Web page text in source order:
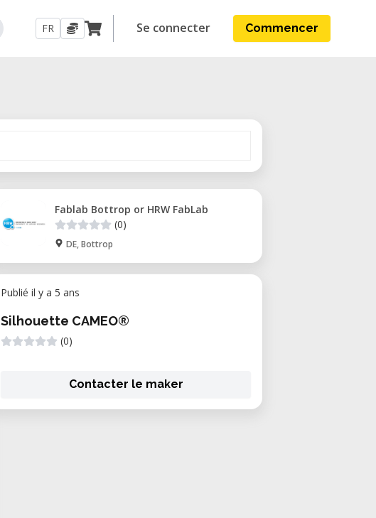
FR Se connecter Commencer
Fablab Bottrop or HRW FabLab
(0)
DE, Bottrop
Publié il y a 5 ans
Silhouette CAMEO®
(0)
Contacter le maker